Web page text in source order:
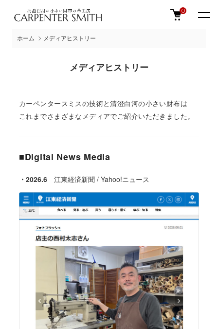
0
ホーム メディアヒストリー
メディアヒストリー
カーペンタースミスの技術と清澄白河の小さい財布は
これまでさまざまなメディアでご紹介いただきました。
■Digital News Media
・2026.6 江東経済新聞 / Yahoo!ニュース